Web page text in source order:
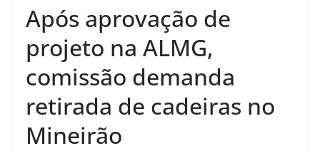
Após aprovação de
projeto na ALMG,
comissão demanda
retirada de cadeiras no
Mineirão